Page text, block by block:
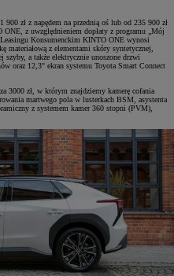
zł z napędem na przednią oś lub od 235 900 zł
z uwzględnieniem dopłaty z programu „Mój
Konsumenckim KINTO ONE wynosi
materiałową z elementami skóry syntetycznej,
szyby, a także elektrycznie unoszone drzwi
oraz 12,3" ekran systemu Toyota Smart Connect
3000 zł, w którym znajdziemy kamerę cofania
martwego pola w lusterkach BSM, asystenta
z systemem kamer 360 stopni (PVM),